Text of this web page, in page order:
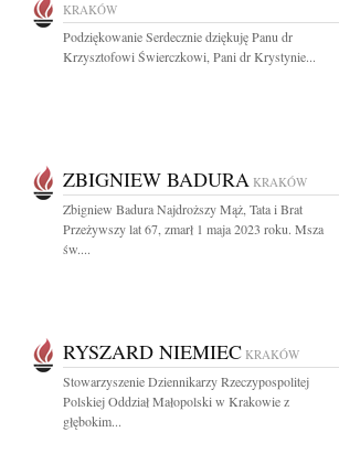
KRAKÓW
Podziękowanie Serdecznie dziękuję Panu dr
Krzysztofowi Świerczkowi, Pani dr Krystynie...
ZBIGNIEW BADURA KRAKÓW
Zbigniew Badura Najdroższy Mąż, Tata i Brat
Przeżywszy lat 67, zmarł 1 maja 2023 roku. Msza
św....
RYSZARD NIEMIEC KRAKÓW
Stowarzyszenie Dziennikarzy Rzeczypospolitej
Polskiej Oddział Małopolski w Krakowie z
głębokim...